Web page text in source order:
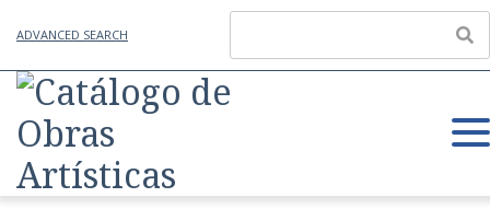
ADVANCED SEARCH